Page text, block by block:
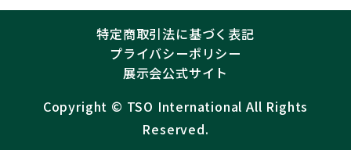
特定商取引法に基づく表記
プライバシーポリシー
展示会公式サイト
Copyright ©︎ TSO International All Rights
Reserved.